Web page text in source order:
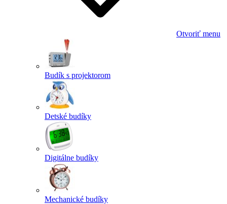
Otvoriť menu
Budík s projektorom
Detské budíky
Digitálne budíky
Mechanické budíky